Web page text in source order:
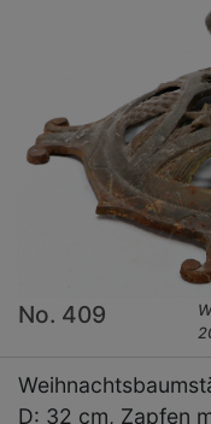
No. 409
D: 32 cm, Zapfen